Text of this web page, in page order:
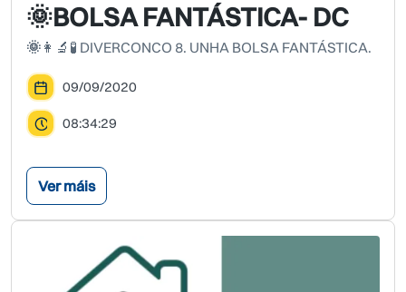
🌞BOLSA FANTÁSTICA- DC
🌞 👩‍🔬🧪 DIVERCONCO 8. UNHA BOLSA FANTÁSTICA.
09/09/2020
08:34:29
Ver máis